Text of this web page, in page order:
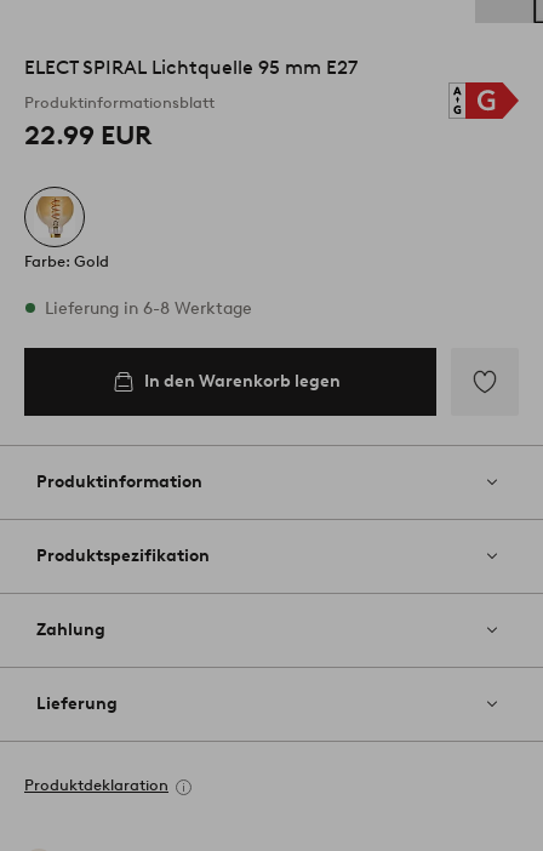
ELECT SPIRAL Lichtquelle 95 mm E27
Produktinformationsblatt
22.99 EUR
Farbe: Gold
Vorrätig
Lieferung in 6-8 Werktage
In den Warenkorb legen
Favoriten
Produktinformation
Produktspezifikation
Zahlung
Lieferung
Produktdeklaration